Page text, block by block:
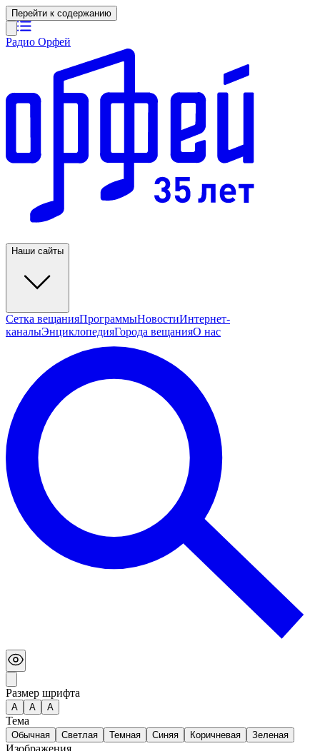
Перейти к содержанию
Радио Орфей
Наши сайты
Сетка вещанияПрограммыНовостиИнтернет-
каналыЭнциклопедияГорода вещанияО нас
Размер шрифта
А A A
Тема
Обычная Светлая Темная Синяя Коричневая Зеленая
Изображения